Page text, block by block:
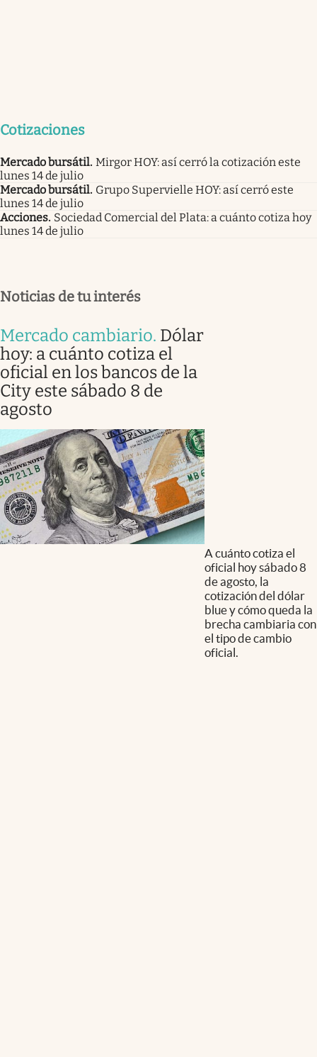
Cotizaciones
Mercado bursátil. Mirgor HOY: así cerró la cotización este
lunes 14 de julio
Mercado bursátil. Grupo Supervielle HOY: así cerró este
lunes 14 de julio
Acciones. Sociedad Comercial del Plata: a cuánto cotiza hoy
lunes 14 de julio
Noticias de tu interés
Mercado cambiario. Dólar
hoy: a cuánto cotiza el
oficial en los bancos de la
City este sábado 8 de
agosto
A cuánto cotiza el
oficial hoy sábado 8
de agosto, la
cotización del dólar
blue y cómo queda la
brecha cambiaria con
el tipo de cambio
oficial.